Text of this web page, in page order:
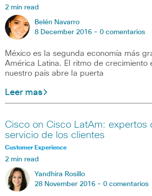
2 min read
Belén Navarro
8 December 2016 - 0 comentarios
México es la segunda economía más
América Latina. El ritmo de crecimiento
nuestro país abre la puerta
Leer mas
Cisco on Cisco LatAm: expertos
servicio de los clientes
Customer Experience
2 min read
Yandhira Rosillo
28 November 2016 - 0 comentarios